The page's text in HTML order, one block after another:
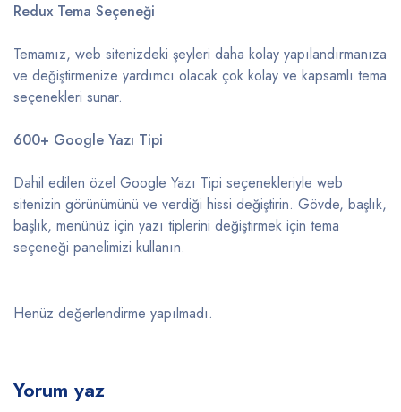
Redux Tema Seçeneği
Temamız, web sitenizdeki şeyleri daha kolay yapılandırmanıza
ve değiştirmenize yardımcı olacak çok kolay ve kapsamlı tema
seçenekleri sunar.
600+ Google Yazı Tipi
Dahil edilen özel Google Yazı Tipi seçenekleriyle web
sitenizin görünümünü ve verdiği hissi değiştirin. Gövde, başlık,
başlık, menünüz için yazı tiplerini değiştirmek için tema
seçeneği panelimizi kullanın.
Henüz değerlendirme yapılmadı.
Yorum yaz